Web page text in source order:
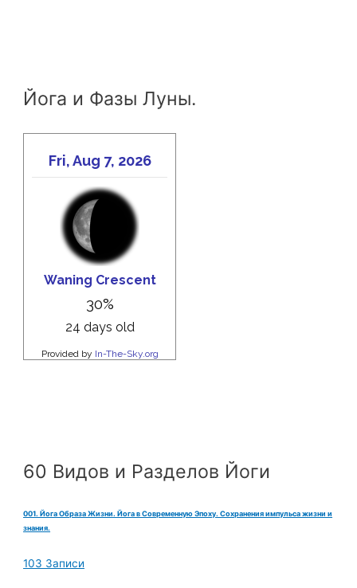
Йога и Фазы Луны.
60 Видов и Разделов Йоги
001. Йога Образа Жизни. Йога в Современную Эпоху. Сохранения импульса жизни и
знания.
103 Записи